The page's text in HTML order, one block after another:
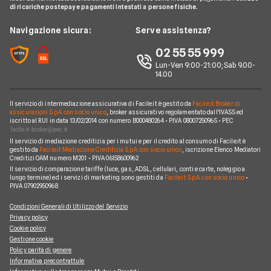
Noleggio Lungo Termine
News
Chi siamo
Perché scegliere Facile.it
Mappa del sito
Tiscali
Wind Tre
Aruba
Eolo
Operatori Internet Casa
Argomenti in evidenza internet casa
Notizie internet casa
Domande frequenti internet casa
di ricariche postepay e pagamenti intestati a persone fisiche.
Navigazione sicura: Serve assistenza?
02 55 55 999
Lun-Ven 9:00-21:00; Sab 9.00-
14.00
Il servizio di intermediazione assicurativa di Facile.it è gestito da Facile.it Broker di
assicurazioni S.p.A. con socio unico, broker assicurativo regolamentato dall'IVASS ed
iscritto al RUI in data 13/02/2014 con numero B000480264 • P.IVA 08007250965 • PEC
Il servizio di mediazione creditizia per i mutui e per il credito al consumo di Facile.it è
gestito da Facile.it Mediazione Creditizia S.p.A. con socio unico , iscrizione Elenco Mediatori
Creditizi OAM numero M201 • P.IVA 06158600962
Il servizio di comparazione tariffe (luce, gas, ADSL, cellulari, conti e carte, noleggio a
lungo termine) ed i servizi di marketing sono gestiti da Facile.it S.p.A. con socio unico•
P.IVA 07902950968
Condizioni Generali di Utilizzo del Servizio
Privacy policy
Cookie policy
Gestione cookie
Policy parità di genere
Informativa precontrattule